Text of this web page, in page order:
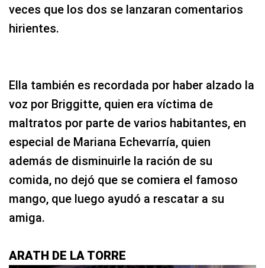
veces que los dos se lanzaran comentarios
hirientes.
Ella también es recordada por haber alzado la
voz por Briggitte, quien era víctima de
maltratos por parte de varios habitantes, en
especial de Mariana Echevarría, quien
además de disminuirle la ración de su
comida, no dejó que se comiera el famoso
mango, que luego ayudó a rescatar a su
amiga.
ARATH DE LA TORRE